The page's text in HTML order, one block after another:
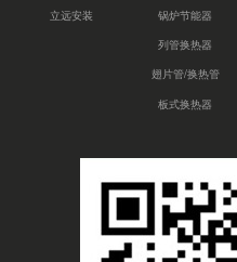
立远安装
锅炉节能器
列管换热器
翅片管/换热管
板式换热器